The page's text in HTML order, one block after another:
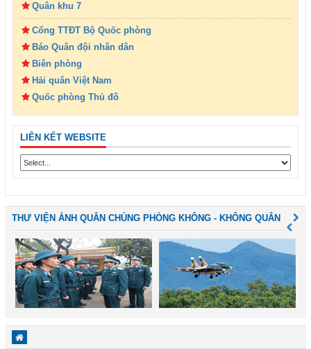
Quân khu 7
Cổng TTĐT Bộ Quốc phòng
Báo Quân đội nhân dân
Biên phòng
Hải quân Việt Nam
Quốc phòng Thủ đô
LIÊN KẾT WEBSITE
THƯ VIỆN ẢNH QUÂN CHỦNG PHÒNG KHÔNG - KHÔNG QUÂN